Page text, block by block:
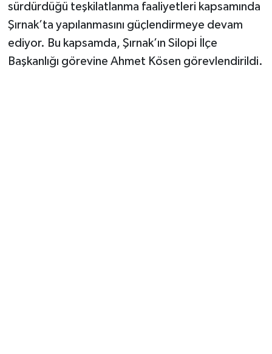
sürdürdüğü teşkilatlanma faaliyetleri kapsamında
Şırnak’ta yapılanmasını güçlendirmeye devam
ediyor. Bu kapsamda, Şırnak’ın Silopi İlçe
Başkanlığı görevine Ahmet Kösen görevlendirildi.